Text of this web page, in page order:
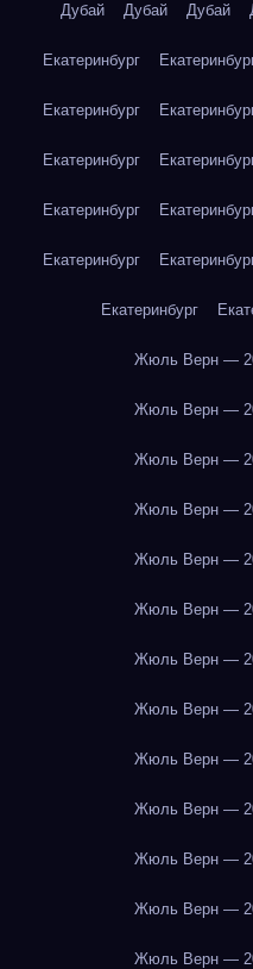
Дубай Дубай Дубай
Екатеринбург
Екатеринбург
Екатеринбург
Екатеринбург
Екатеринбург
Екатеринбург
Жюль Верн —
Жюль Верн —
Жюль Верн —
Жюль Верн —
Жюль Верн —
Жюль Верн —
Жюль Верн —
Жюль Верн —
Жюль Верн —
Жюль Верн —
Жюль Верн —
Жюль Верн —
Жюль Верн —